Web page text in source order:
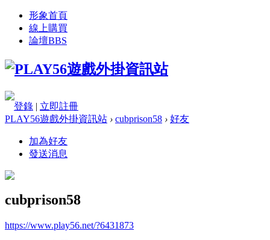
形象首頁
線上購買
論壇BBS
登錄 | 立即註冊
PLAY56遊戲外掛資訊站 › cubprison58 › 好友
加為好友
發送消息
cubprison58
https://www.play56.net/?6431873